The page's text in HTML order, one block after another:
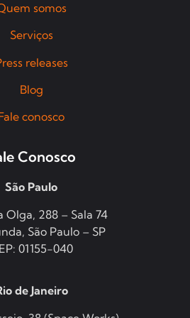
somos
Serviços
releases
Blog
conosco
Conosco
São Paulo
Olga, 288 – Sala 74
São Paulo – SP
01155-040
de Janeiro